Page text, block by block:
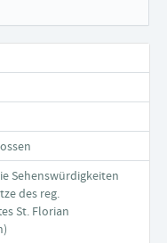
Sehenswürdigkeiten
des reg.
St. Florian